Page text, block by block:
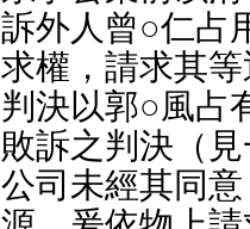
訴外人曾○仁占
求權，請求其
判決以郭○風占
敗訴之判決（
公司未經其同